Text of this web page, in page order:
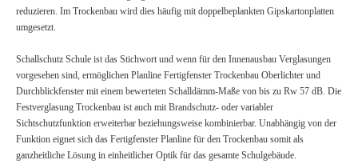
reduzieren. Im Trockenbau wird dies häufig mit doppelbeplankten Gipskartonplatten
umgesetzt.
Schallschutz Schule ist das Stichwort und wenn für den Innenausbau Verglasungen
vorgesehen sind, ermöglichen Planline Fertigfenster Trockenbau Oberlichter und
Durchblickfenster mit einem bewerteten Schalldämm-Maße von bis zu Rw 57 dB. Die
Festverglasung Trockenbau ist auch mit Brandschutz- oder variabler
Sichtschutzfunktion erweiterbar beziehungsweise kombinierbar. Unabhängig von der
Funktion eignet sich das Fertigfenster Planline für den Trockenbau somit als
ganzheitliche Lösung in einheitlicher Optik für das gesamte Schulgebäude.